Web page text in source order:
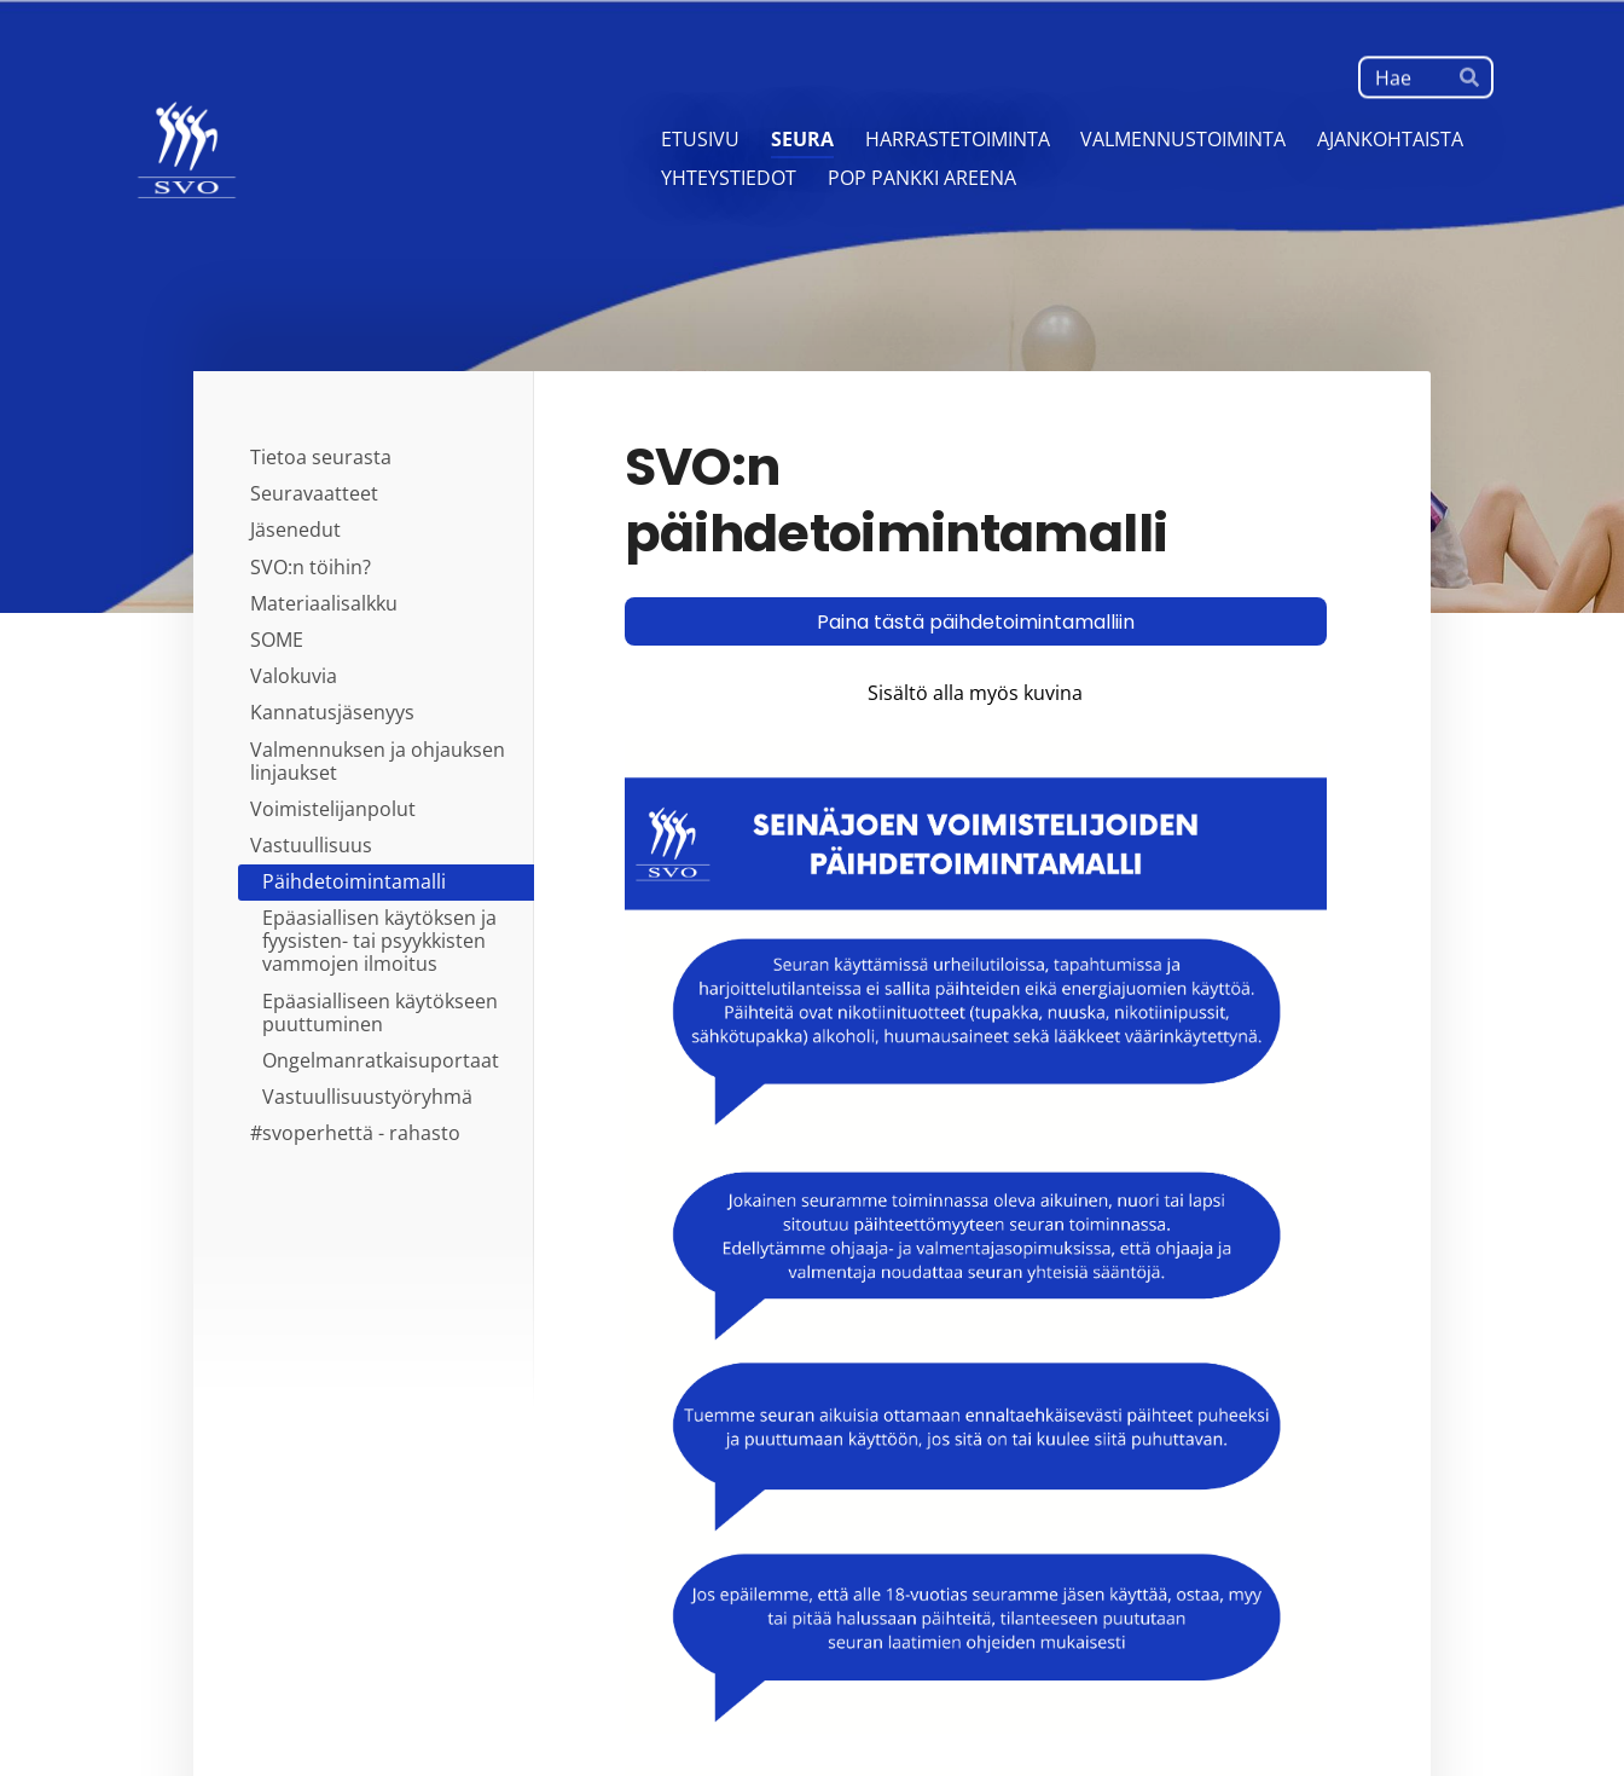
Haku
Hae
Seinäjoen Voimistelijat ry
ETUSIVU SEURA HARRASTETOIMINTA VALMENNUSTOIMINTA
AJANKOHTAISTA
YHTEYSTIEDOT
POP PANKKI AREENA
Tietoa seurasta
Seuravaatteet
Jäsenedut
SVO:n töihin?
Materiaalisalkku
SOME
Valokuvia
Kannatusjäsenyys
Valmennuksen ja ohjauksen
linjaukset
Voimistelijanpolut
Vastuullisuus
Päihdetoimintamalli
Epäasiallisen käytöksen ja
fyysisten- tai psyykkisten
vammojen ilmoitus
Epäasialliseen käytökseen
puuttuminen
Ongelmanratkaisuportaat
Vastuullisuustyöryhmä
#svoperhettä - rahasto
SVO:n
päihdetoimintamalli
Paina tästä päihdetoimintamalliin
Sisältö alla myös kuvina